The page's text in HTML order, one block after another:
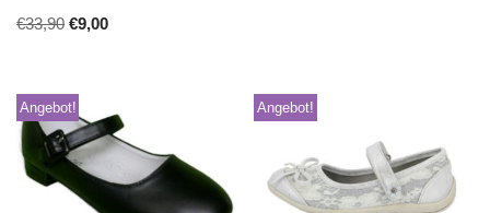
€33,90 €9,00
Angebot! Angebot!